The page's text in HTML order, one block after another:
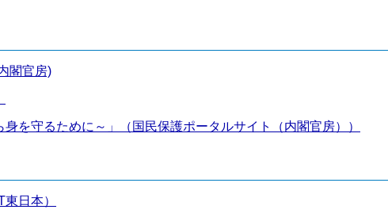
閣官房)
身を守るために～」（国民保護ポータルサイト（内閣官房））
日本）